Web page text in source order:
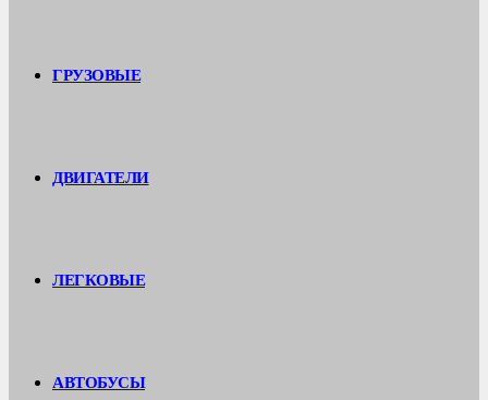
ГРУЗОВЫЕ
ДВИГАТЕЛИ
ЛЕГКОВЫЕ
АВТОБУСЫ